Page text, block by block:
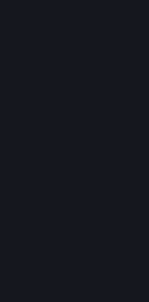
Comment
transforme
pouvez pas